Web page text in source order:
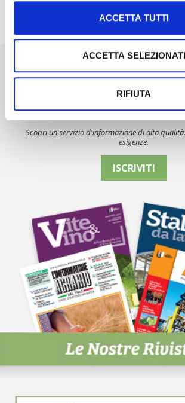
ACCETTA TUTTI
ACCETTA SELEZIONATI
RIFIUTA
2,5 miliardi di euro, con una crescita
Newsletter
Scopri un servizio d'informazione di alta
esigenze.
ISCRIVITI